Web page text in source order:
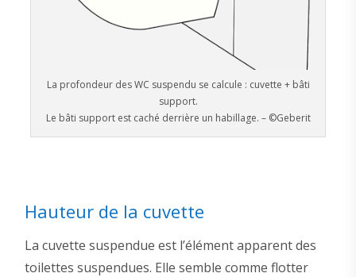
La profondeur des WC suspendu se calcule : cuvette + bâti
support.
Le bâti support est caché derrière un habillage. – ©Geberit
Hauteur de la cuvette
La cuvette suspendue est l’élément apparent des
toilettes suspendues. Elle semble comme flotter